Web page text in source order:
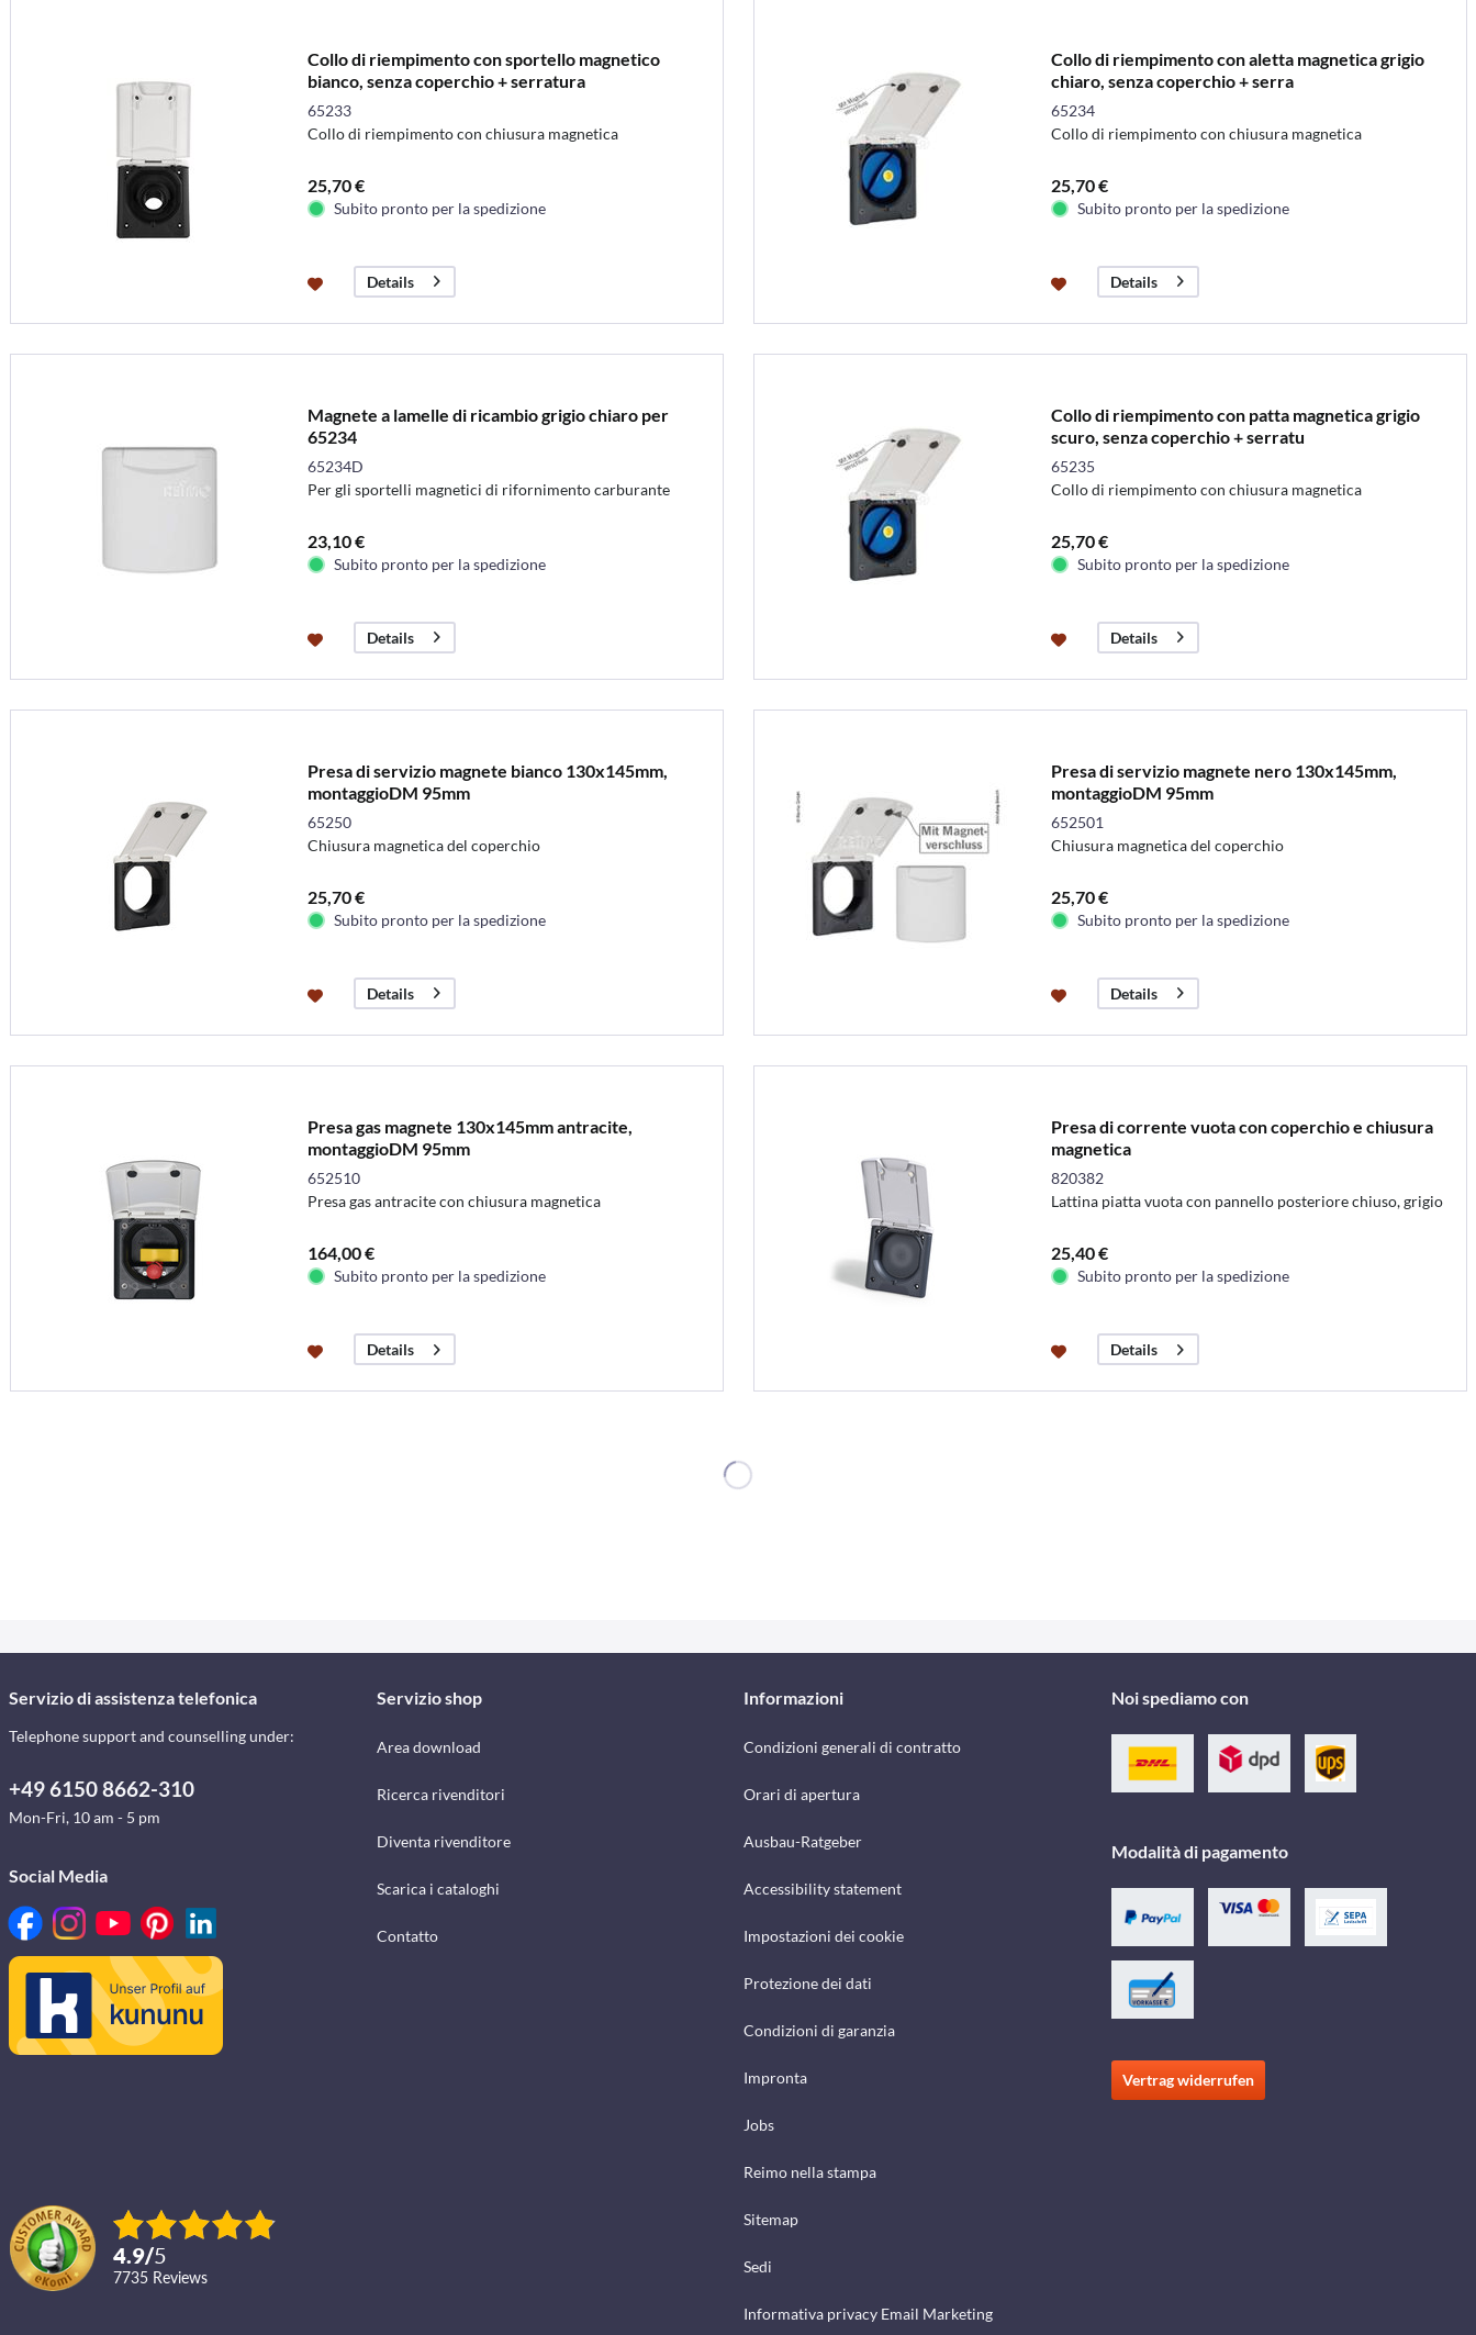
Collo di riempimento con sportello magnetico
bianco, senza coperchio + serratura
65233
Collo di riempimento con chiusura magnetica
25,70 €
Subito pronto per la spedizione
Details
Collo di riempimento con aletta magnetica grigio
chiaro, senza coperchio + serra
65234
Collo di riempimento con chiusura magnetica
25,70 €
Subito pronto per la spedizione
Details
Magnete a lamelle di ricambio grigio chiaro per
65234
65234D
Per gli sportelli magnetici di rifornimento carburante
23,10 €
Subito pronto per la spedizione
Details
Collo di riempimento con patta magnetica grigio
scuro, senza coperchio + serratu
65235
Collo di riempimento con chiusura magnetica
25,70 €
Subito pronto per la spedizione
Details
Presa di servizio magnete bianco 130x145mm,
montaggioDM 95mm
65250
Chiusura magnetica del coperchio
25,70 €
Subito pronto per la spedizione
Details
Presa di servizio magnete nero 130x145mm,
montaggioDM 95mm
652501
Chiusura magnetica del coperchio
25,70 €
Subito pronto per la spedizione
Details
Presa gas magnete 130x145mm antracite,
montaggioDM 95mm
652510
Presa gas antracite con chiusura magnetica
164,00 €
Subito pronto per la spedizione
Details
Presa di corrente vuota con coperchio e chiusura
magnetica
820382
Lattina piatta vuota con pannello posteriore chiuso, grigio
25,40 €
Subito pronto per la spedizione
Details
Servizio di assistenza telefonica
Telephone support and counselling under:
+49 6150 8662-310
Mon-Fri, 10 am - 5 pm
Social Media
4.9/5
7735 reviews
Servizio shop
Area download
Ricerca rivenditori
Diventa rivenditore
Scarica i cataloghi
Contatto
Informazioni
Condizioni generali di contratto
Orari di apertura
Ausbau-Ratgeber
Accessibility statement
Impostazioni dei cookie
Protezione dei dati
Condizioni di garanzia
Impronta
Jobs
Reimo nella stampa
Sitemap
Sedi
Informativa privacy Email Marketing
Noi spediamo con
Modalità di pagamento
Vertrag widerrufen